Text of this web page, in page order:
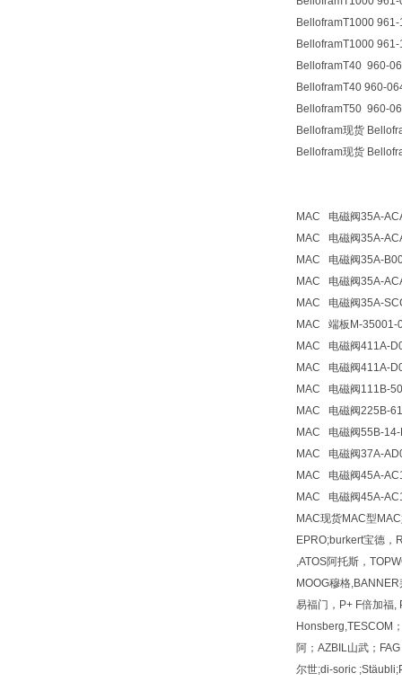
BelloframT1000
BelloframT1000
BelloframT40 960-
BelloframT40 960-
BelloframT50 960-
Bellofram现货
Bellofram现货
MAC 电磁阀35A-
MAC
电磁阀35A-
MAC
电磁阀35A-
MAC
电磁阀35A-
MAC
电磁阀35A-
MAC
端板 M-35001-
MAC
电磁阀411A-
MAC
电磁阀411A-
MAC
电磁阀 111B-
MAC
电磁阀225B-
MAC
电磁阀55B-
MAC
电磁阀37A-
MAC
电磁阀45A-
MAC
电磁阀45A-
MAC现货MAC型
EPRO;burkert宝德，
,ATOS阿托斯，
MOOG穆格
易福门，P+ F倍加福,
Honsberg,TESCOM
阿；AZBIL山武；
尔世;di-soric